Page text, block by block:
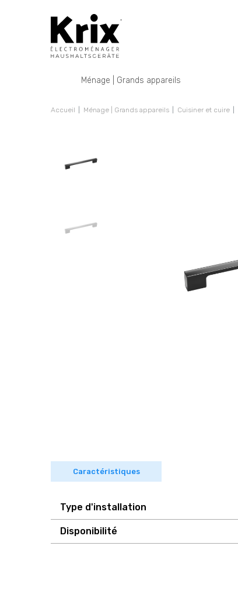
Ménage | Grands appareils
Accueil Ménage | Grands appareils Cuisiner et cuire
Caractéristiques
Type d'installation
Disponibilité